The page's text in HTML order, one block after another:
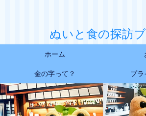
ぬいと食の探訪
ホーム
金の字って？ プラ